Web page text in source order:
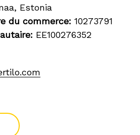
Estonia
du commerce: 10273791
EE100276352